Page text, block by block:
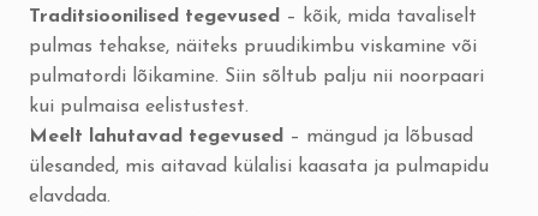
Traditsioonilised tegevused
– kõik, mida tavaliselt
pulmas tehakse, näiteks pruudikimbu viskamine või
pulmatordi lõikamine. Siin sõltub palju nii noorpaari
kui pulmaisa eelistustest.
Meelt lahutavad tegevused
– mängud ja lõbusad
ülesanded, mis aitavad külalisi kaasata ja pulmapidu
elavdada.